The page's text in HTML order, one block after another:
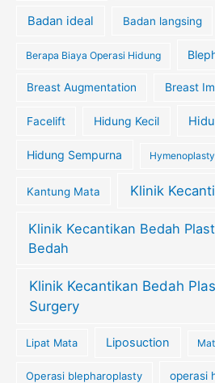
Badan ideal Badan langsing
Berapa Biaya Operasi Hidung
Breast Augmentation Breast
Facelift Hidung Kecil
Hidung Sempurna Hymenoplasty
Kantung Mata Klinik
Klinik Kecantikan Bedah
Bedah
Klinik Kecantikan Bedah
Surgery
Lipat Mata Liposuction
Operasi blepharoplasty operasi